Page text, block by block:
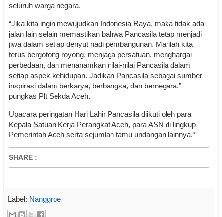
seluruh warga negara.
“Jika kita ingin mewujudkan Indonesia Raya, maka tidak ada
jalan lain selain memastikan bahwa Pancasila tetap menjadi
jiwa dalam setiap denyut nadi pembangunan. Marilah kita
terus bergotong royong, menjaga persatuan, menghargai
perbedaan, dan menanamkan nilai-nilai Pancasila dalam
setiap aspek kehidupan. Jadikan Pancasila sebagai sumber
inspirasi dalam berkarya, berbangsa, dan bernegara,”
pungkas Plt Sekda Aceh.
Upacara peringatan Hari Lahir Pancasila diikuti oleh para
Kepala Satuan Kerja Perangkat Aceh, para ASN di lingkup
Pemerintah Aceh serta sejumlah tamu undangan lainnya.*
SHARE :
Label: Nanggroe